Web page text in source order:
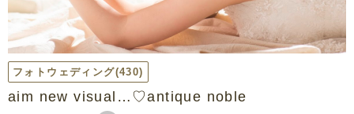
フォトウェディング(430)
aim new visual…♡antique noble